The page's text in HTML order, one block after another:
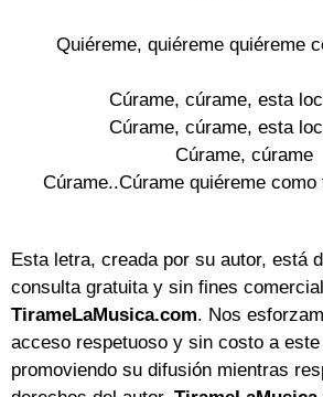
Quiéreme, quiéreme quiéreme
Cúrame, cúrame, esta
Cúrame, cúrame, esta
Cúrame, cúrame
Cúrame..Cúrame quiéreme
Esta letra, creada por su autor, está
consulta gratuita y sin fines
TirameLaMusica.com. Nos
acceso respetuoso y sin costo a este
promoviendo su difusión mientras